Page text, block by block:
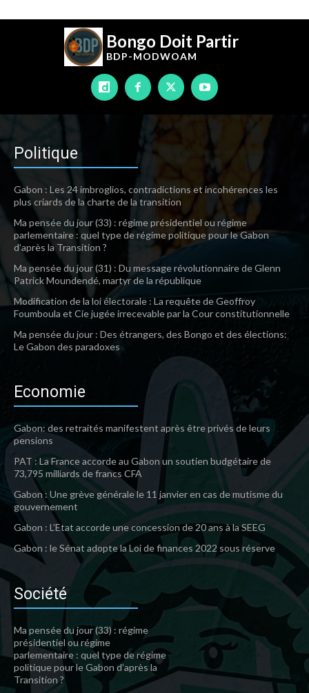
Bongo Doit Partir
BDP-MODWOAM
Politique
Gabon : Les 24 imbroglios, contradictions et incohérences les
plus criards de la charte de la transition
Ma pensée du jour (33) : régime présidentiel ou régime
parlementaire : quel type de régime politique pour le Gabon
d’après la Transition ?
Ma pensée du jour (31) : Du message révolutionnaire de Glenn
Patrick Moundendé, martyr de la république
Modification de la loi électorale : La requête de Geoffroy
Foumboula et Cie jugée irrecevable par la Cour constitutionnelle
Ma pensée du jour : Des étrangers, des Bongo et des élections:
Le Gabon des paradoxes
Economie
Gabon: des retraités manifestent après être privés de leurs
pensions
PAT : La France accorde au Gabon un soutien budgétaire de
73,795 milliards de francs CFA
Gabon : Une grève générale le 11 janvier en cas de mutisme du
gouvernement
Gabon : L’Etat accorde une concession de 20 ans à la SEEG
Gabon : le Sénat adopte la Loi de finances 2022 sous réserve
Société
Ma pensée du jour (33) : régime
présidentiel ou régime
parlementaire : quel type de régime
politique pour le Gabon d’après la
Transition ?